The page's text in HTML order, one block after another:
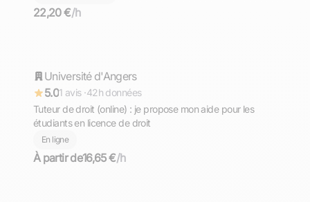
22,20 €/h
Répond rapidement
Université d'Angers
5.01 avis ·42h données
Tuteur de droit (online) : je propose mon aide pour les
étudiants en licence de droit
En ligne
À partir de16,65 €/h